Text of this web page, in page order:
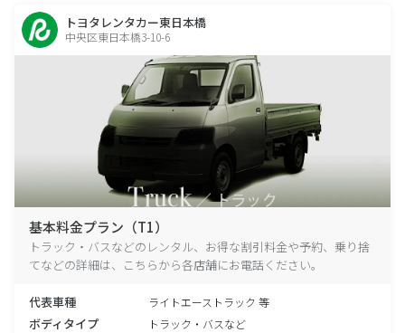
トヨタレンタカー東日本橋
中央区東日本橋3-10-6
基本料金プラン（T1）
トラック・バスなどのレンタル、お得な割引料金や予約、乗り捨
てなどの詳細は、こちらから各店舗にお電話ください。
代表車種 ライトエーストラック 等
ボディタイプ トラック・バスなど